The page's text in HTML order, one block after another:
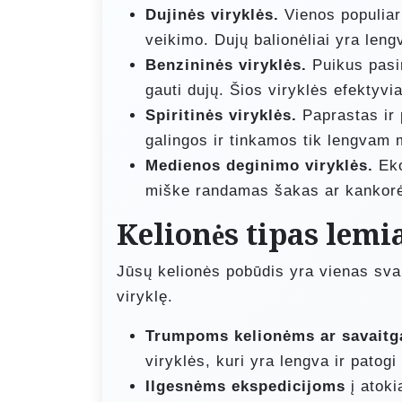
Dujinės viryklės. Vienos
veikimo. Dujų balionėliai yra
Benzininės viryklės. Puikus
gauti dujų. Šios viryklės
Spiritinės viryklės. Paprastas ir
galingos ir tinkamos tik lengvam
Medienos deginimo viryklės.
miške randamas šakas ar
Kelionės tipas
Jūsų kelionės pobūdis yra vienas
viryklę.
Trumpoms kelionėms ar
viryklės, kuri yra lengva ir patogi
Ilgesnėms ekspedicijoms į